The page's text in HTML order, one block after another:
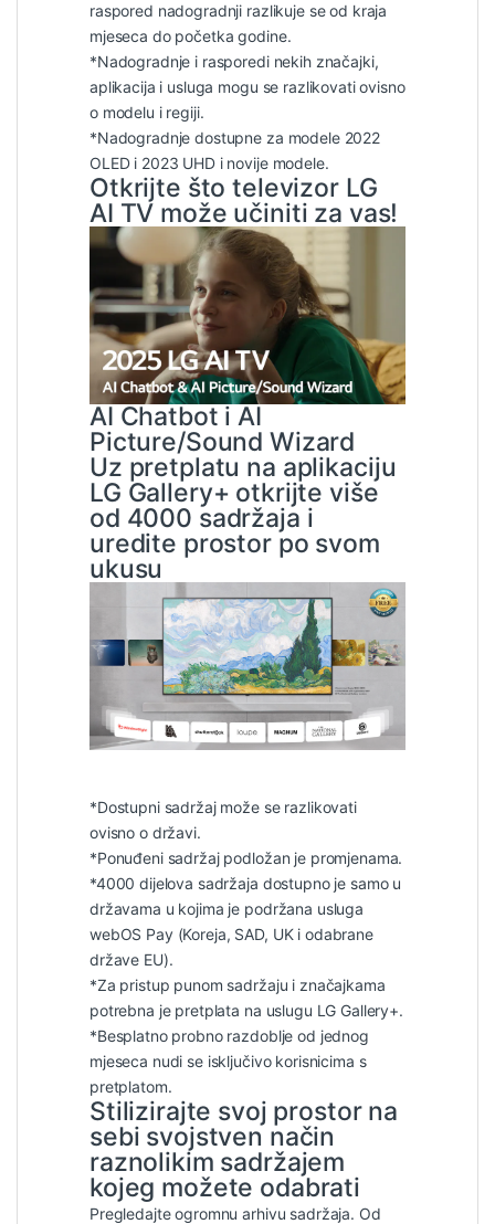
raspored nadogradnji razlikuje se od kraja
mjeseca do početka godine.
*Nadogradnje i rasporedi nekih značajki,
aplikacija i usluga mogu se razlikovati ovisno
o modelu i regiji.
*Nadogradnje dostupne za modele 2022
OLED i 2023 UHD i novije modele.
Otkrijte što televizor LG
AI TV može učiniti za vas!
AI Chatbot i AI
Picture/Sound Wizard
Uz pretplatu na aplikaciju
LG Gallery+ otkrijte više
od 4000 sadržaja i
uredite prostor po svom
ukusu
*Dostupni sadržaj može se razlikovati
ovisno o državi.
*Ponuđeni sadržaj podložan je promjenama.
*4000 dijelova sadržaja dostupno je samo u
državama u kojima je podržana usluga
webOS Pay (Koreja, SAD, UK i odabrane
države EU).
*Za pristup punom sadržaju i značajkama
potrebna je pretplata na uslugu LG Gallery+.
*Besplatno probno razdoblje od jednog
mjeseca nudi se isključivo korisnicima s
pretplatom.
Stilizirajte svoj prostor na
sebi svojstven način
raznolikim sadržajem
kojeg možete odabrati
Pregledajte ogromnu arhivu sadržaja. Od